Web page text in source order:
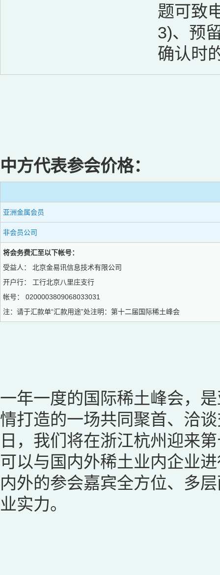
题可致
3)、预
确认时
中方代表参会价格：
亚洲金属会员
非会员公司
将会务费汇至以下帐号：
受益人： 北京金易讯信息技术有限公司
开户行： 工行北京八里庄支行
帐号： 0200003809068033031
注：请于汇款单“汇款用途”处注明：第十二届国际稀土峰会
一年一度的国际稀土峰会，
情打造的一场共同聚首、洽
日，我们将在浙江杭州迎来
可以与国内外稀土业内企业
内外的参会嘉宾全方位、多
业实力。